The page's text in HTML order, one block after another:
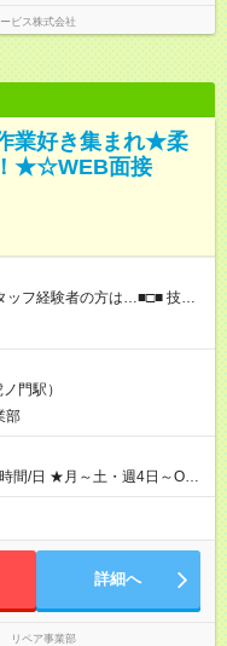
ビス株式会社
業好き集まれ★柔
★☆WEB面接
現場数に応じて『日給が1.2
』になることも…！ ・その他
供手当あり ◆宿泊手当あり
フの給与例
務Aさん ＞＞日給11，000円
給与に、本採用時と異なる部
と同じです。 給与：日
～ となります。
門駅）
部
間/日 ★月～土・週4日～OK
談OK ★時期により連休取得も
詳細へ
リペア事業部